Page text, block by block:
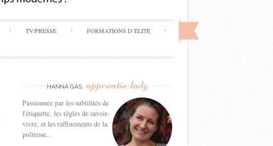
TV/PRESSE FORMATIONS D’ÉLITE
HANNA GAS, apprentie-lady
Passionnée par les subtilités de
l'étiquette, les règles de savoir-
vivre, et les raffinements de la
politesse...